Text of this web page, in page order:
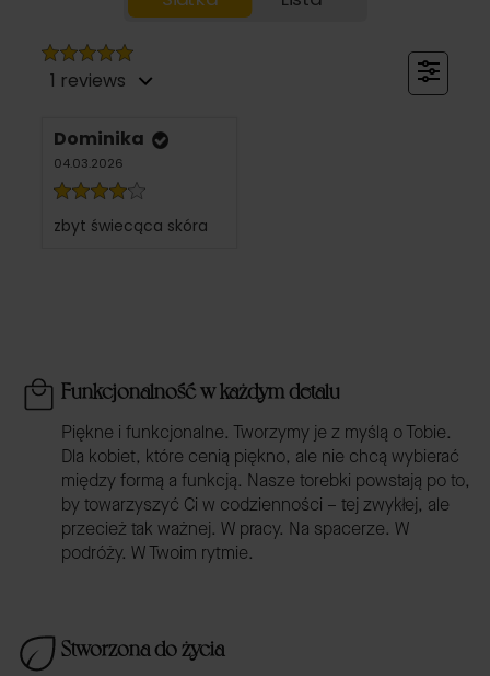
1 reviews
Dominika
04.03.2026
zbyt świecąca skóra
Funkcjonalność w każdym detalu
Piękne i funkcjonalne. Tworzymy je z myślą o Tobie.
Dla kobiet, które cenią piękno, ale nie chcą wybierać
między formą a funkcją. Nasze torebki powstają po to,
by towarzyszyć Ci w codzienności – tej zwykłej, ale
przecież tak ważnej. W pracy. Na spacerze. W
podróży. W Twoim rytmie.
Stworzona do życia